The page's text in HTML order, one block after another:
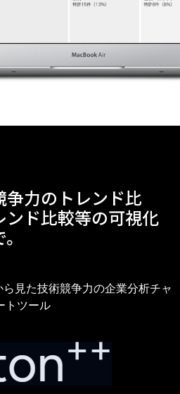
力のトレンド比
ド比較等の可視化
見た技術競争力の企業分析チャ
トツール